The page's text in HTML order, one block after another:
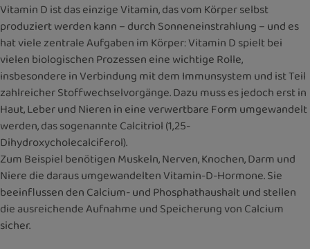
Vitamin D ist das einzige Vitamin, das vom Körper selbst
produziert werden kann – durch Sonneneinstrahlung – und es
hat viele zentrale Aufgaben im Körper: Vitamin D spielt bei
vielen biologischen Prozessen eine wichtige Rolle,
insbesondere in Verbindung mit dem Immunsystem und ist Teil
zahlreicher Stoffwechselvorgänge. Dazu muss es jedoch erst in
Haut, Leber und Nieren in eine verwertbare Form umgewandelt
werden, das sogenannte Calcitriol (1,25-
Dihydroxycholecalciferol).
Zum Beispiel benötigen Muskeln, Nerven, Knochen, Darm und
Niere die daraus umgewandelten Vitamin-D-Hormone. Sie
beeinflussen den Calcium- und Phosphathaushalt und stellen
die ausreichende Aufnahme und Speicherung von Calcium
sicher.